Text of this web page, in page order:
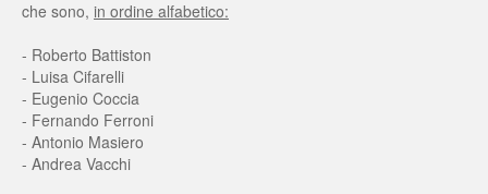
che sono, in ordine alfabetico:
- Roberto Battiston
- Luisa Cifarelli
- Eugenio Coccia
- Fernando Ferroni
- Antonio Masiero
- Andrea Vacchi